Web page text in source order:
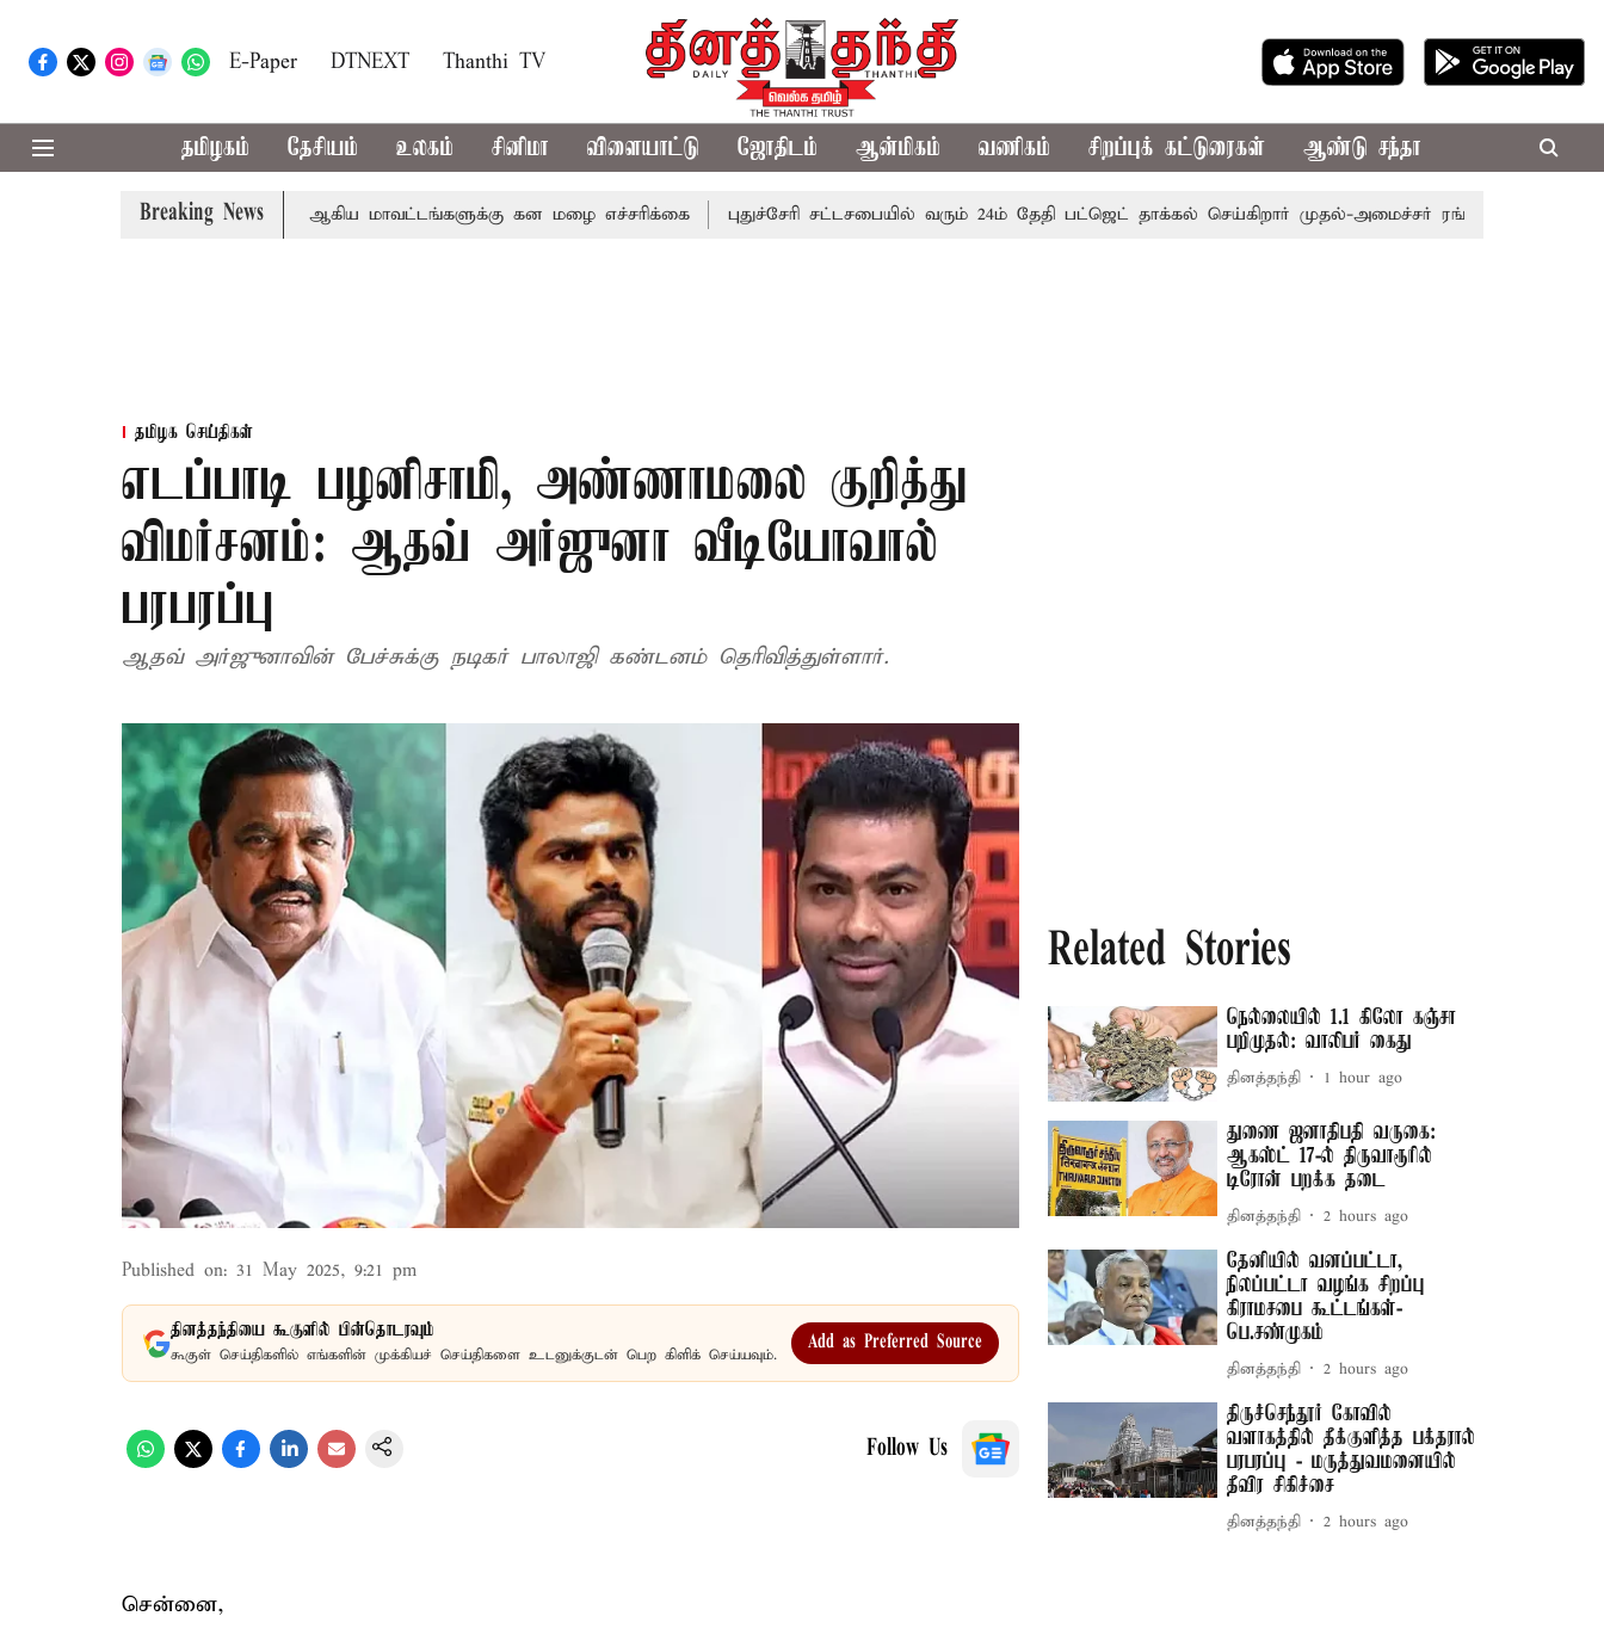
E-Paper DTNEXT Thanthi TV
தமிழகம் தேசியம் உலகம் சினிமா விளையாட்டு ஜோதிடம் ஆன்மிகம் வணிகம் சிறப்புக் கட்டுரைகள் ஆண்டு சந்தா
Breaking News
கோவை, தேனி,நீலகிரி ஆகிய மாவட்டங்களுக்கு கன மழை எச்சரிக்கை புதுச்சேரி சட்டசபையில் வரும் 24ம் தேதி பட்ஜெட் தாக்கல் செய்கிறார் முதல்-அமைச்சர் ரங்கசாமி
தமிழக செய்திகள்
எடப்பாடி பழனிசாமி, அண்ணாமலை குறித்து
விமர்சனம்: ஆதவ் அர்ஜுனா வீடியோவால்
பரபரப்பு
ஆதவ் அர்ஜுனாவின் பேச்சுக்கு நடிகர் பாலாஜி கண்டனம் தெரிவித்துள்ளார்.
Published on: 31 May 2025, 9:21 pm
தினத்தந்தியை கூகுளில் பின்தொடரவும்
கூகுள் செய்திகளில் எங்களின் முக்கியச் செய்திகளை உடனுக்குடன் பெற கிளிக் செய்யவும்.
Add as Preferred Source
Follow Us
சென்னை,
Related Stories
நெல்லையில் 1.1 கிலோ கஞ்சா
பறிமுதல்: வாலிபர் கைது
தினத்தந்தி 1 hour ago
துணை ஜனாதிபதி வருகை:
ஆகஸ்ட் 17-ல் திருவாரூரில்
டிரோன் பறக்க தடை
தினத்தந்தி 2 hours ago
தேனியில் வனப்பட்டா,
நிலப்பட்டா வழங்க சிறப்பு
கிராமசபை கூட்டங்கள்-
பெ.சண்முகம்
தினத்தந்தி 2 hours ago
திருச்செந்தூர் கோவில்
வளாகத்தில் தீக்குளித்த பக்தரால்
பரபரப்பு - மருத்துவமனையில்
தீவிர சிகிச்சை
தினத்தந்தி 2 hours ago